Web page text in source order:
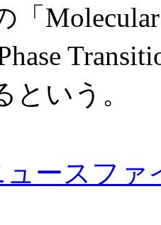
Molecular
という。
ュースファ